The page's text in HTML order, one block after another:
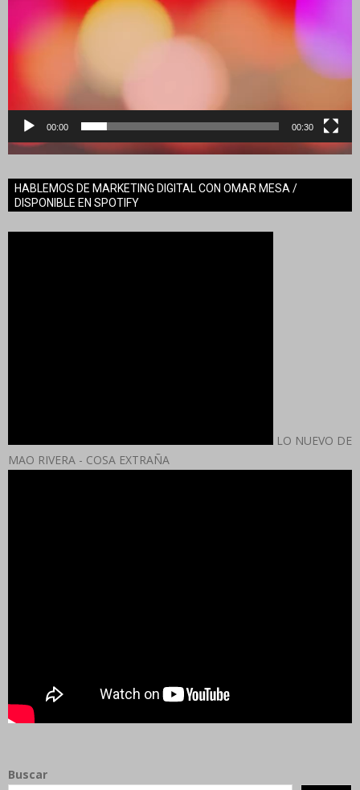
00:00 00:30
HABLEMOS DE MARKETING DIGITAL CON OMAR MESA /
DISPONIBLE EN SPOTIFY
LO NUEVO DE
MAO RIVERA - COSA EXTRAÑA
Buscar